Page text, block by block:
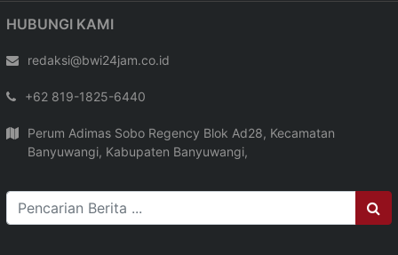
HUBUNGI KAMI
redaksi@bwi24jam.co.id
+62 819-1825-6440
Perum Adimas Sobo Regency Blok Ad28, Kecamatan
Banyuwangi, Kabupaten Banyuwangi,